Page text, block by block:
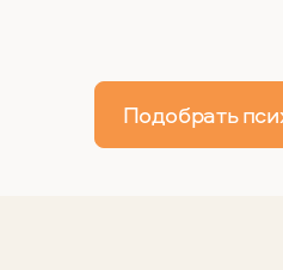
Подобрать